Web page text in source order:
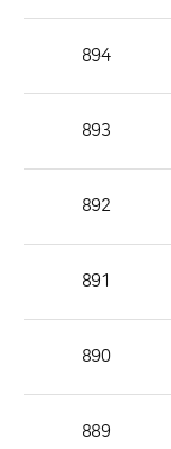
록
공
894
893
892
891
890
889